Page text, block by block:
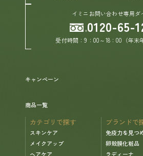
キャンペーン
商品一覧
カテゴリで探す
スキンケア
メイクアップ
ヘアケア
ブランドで
免疫力を見
卵殻膜化粧
ラディーナ
イミニお問い合わせ専用ダ
0120-65-
受付時間：9：00～18：00（年末